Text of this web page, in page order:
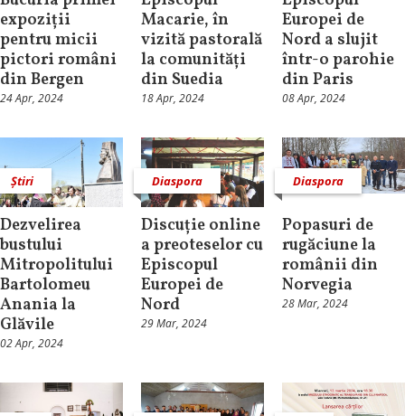
expoziții
pentru micii
pictori români
din Bergen
24 Apr, 2024
Macarie, în
vizită pastorală
la comunități
din Suedia
18 Apr, 2024
Europei de
Nord a slujit
într-o parohie
din Paris
08 Apr, 2024
Știri
Dezvelirea
bustului
Mitropolitului
Bartolomeu
Anania la
Glăvile
02 Apr, 2024
Diaspora
Discuție online
a preoteselor cu
Episcopul
Europei de
Nord
29 Mar, 2024
Diaspora
Popasuri de
rugăciune la
românii din
Norvegia
28 Mar, 2024